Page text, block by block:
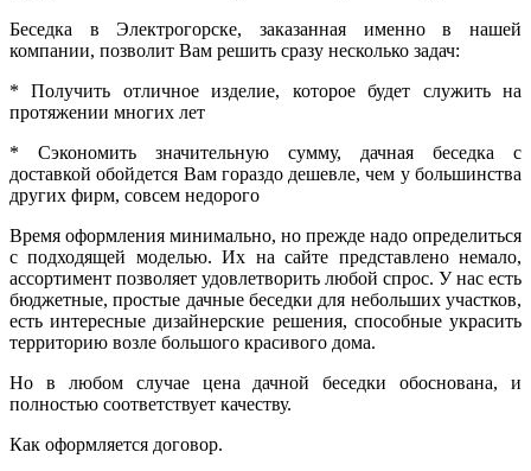
Беседка в Электрогорске, заказанная именно в нашей
компании, позволит Вам решить сразу несколько задач:
* Получить отличное изделие, которое будет служить на
протяжении многих лет
* Сэкономить значительную сумму, дачная беседка с
доставкой обойдется Вам гораздо дешевле, чем у большинства
других фирм, совсем недорого
Время оформления минимально, но прежде надо определиться
с подходящей моделью. Их на сайте представлено немало,
ассортимент позволяет удовлетворить любой спрос. У нас есть
бюджетные, простые дачные беседки для небольших участков,
есть интересные дизайнерские решения, способные украсить
территорию возле большого красивого дома.
Но в любом случае цена дачной беседки обоснована, и
полностью соответствует качеству.
Как оформляется договор.